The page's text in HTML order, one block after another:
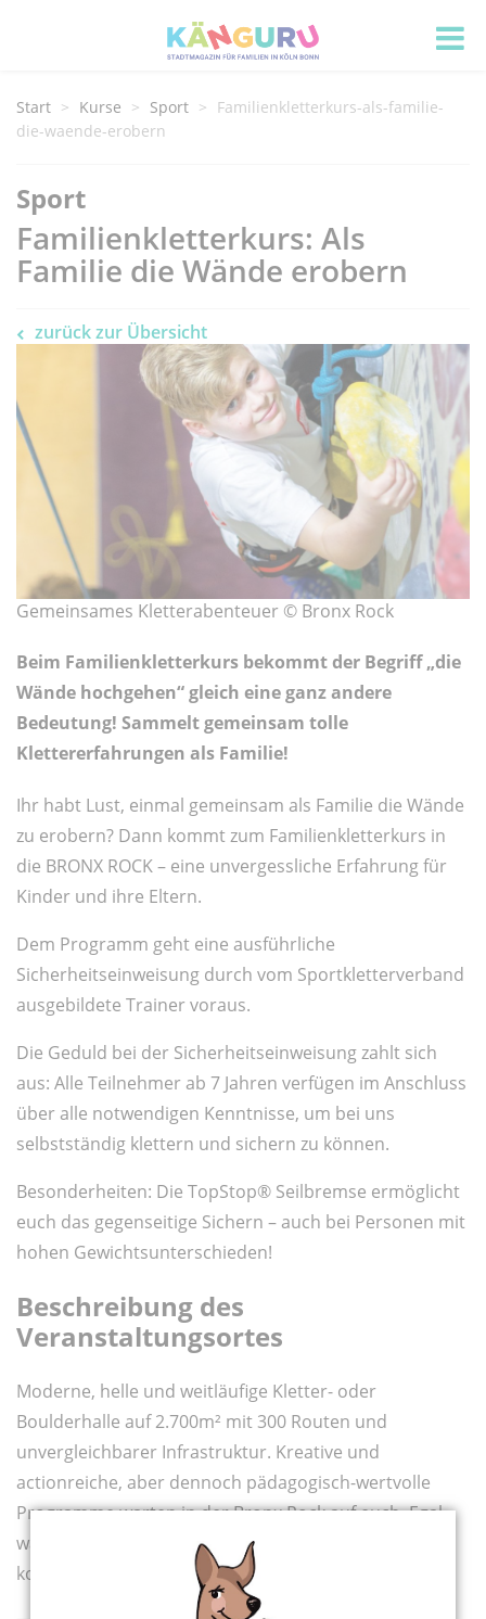
Start Kurse Sport
Familienkletterkurs-als-familie-
die-waende-erobern
Sport
Familienkletterkurs: Als
Familie die Wände erobern
zurück zur Übersicht
Gemeinsames Kletterabenteuer © Bronx Rock
Beim Familienkletterkurs bekommt der Begriff „die
Wände hochgehen“ gleich eine ganz andere
Bedeutung! Sammelt gemeinsam tolle
Klettererfahrungen als Familie!
Ihr habt Lust, einmal gemeinsam als Familie die Wände
zu erobern? Dann kommt zum Familienkletterkurs in
die BRONX ROCK – eine unvergessliche Erfahrung für
Kinder und ihre Eltern.
Dem Programm geht eine ausführliche
Sicherheitseinweisung durch vom Sportkletterverband
ausgebildete Trainer voraus.
Die Geduld bei der Sicherheitseinweisung zahlt sich
aus: Alle Teilnehmer ab 7 Jahren verfügen im Anschluss
über alle notwendigen Kenntnisse, um bei uns
selbstständig klettern und sichern zu können.
Besonderheiten: Die TopStop® Seilbremse ermöglicht
euch das gegenseitige Sichern – auch bei Personen mit
hohen Gewichtsunterschieden!
Beschreibung des
Veranstaltungsortes
Moderne, helle und weitläufige Kletter- oder
Boulderhalle auf 2.700m² mit 300 Routen und
unvergleichbarer Infrastruktur. Kreative und
actionreiche, aber dennoch pädagogisch-wertvolle
Programme warten in der Bronx Rock auf euch. Egal
was das Kletterziel ist, in einem der vielseitigen Kurse,
kommt ihr definitiv jeder Schwitzen!